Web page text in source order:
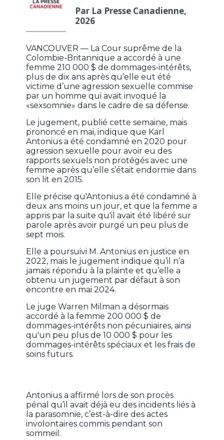
Par La Presse Canadienne,
2026
VANCOUVER — La Cour suprême de la
Colombie-Britannique a accordé à une
femme 210 000 $ de dommages-intérêts,
plus de dix ans après qu’elle eut été
victime d’une agression sexuelle commise
par un homme qui avait invoqué la
«sexsomnie» dans le cadre de sa défense.
Le jugement, publié cette semaine, mais
prononcé en mai, indique que Karl
Antonius a été condamné en 2020 pour
agression sexuelle pour avoir eu des
rapports sexuels non protégés avec une
femme après qu’elle s’était endormie dans
son lit en 2015.
Elle précise qu'Antonius a été condamné à
deux ans moins un jour, et que la femme a
appris par la suite qu'il avait été libéré sur
parole après avoir purgé un peu plus de
sept mois.
Elle a poursuivi M. Antonius en justice en
2022, mais le jugement indique qu’il n’a
jamais répondu à la plainte et qu’elle a
obtenu un jugement par défaut à son
encontre en mai 2024.
Le juge Warren Milman a désormais
accordé à la femme 200 000 $ de
dommages-intérêts non pécuniaires, ainsi
qu'un peu plus de 10 000 $ pour les
dommages-intérêts spéciaux et les frais de
soins futurs.
Antonius a affirmé lors de son procès
pénal qu’il avait déjà eu des incidents liés à
la parasomnie, c’est-à-dire des actes
involontaires commis pendant son
sommeil.